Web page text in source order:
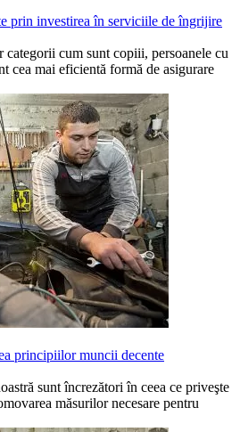
prin investirea în serviciile de îngrijire
cum sunt copiii, persoanele cu
cea mai eficientă formă de asigurare
principiilor muncii decente
sunt încrezători în ceea ce priveşte
măsurilor necesare pentru